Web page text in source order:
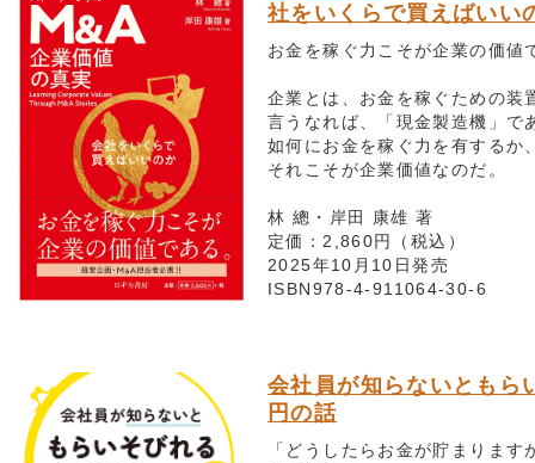
社をいくらで買えばいい
お金を稼ぐ力こそが企業の価値
企業とは、お金を稼ぐための装
言うなれば、「現金製造機」で
如何にお金を稼ぐ力を有するか
それこそが企業価値なのだ。
林 總・岸田 康雄 著
定価：2,860円（税込）
2025年10月10日発売
ISBN978-4-911064-30-6
会社員が知らないともら
円の話
「どうしたらお金が貯まります